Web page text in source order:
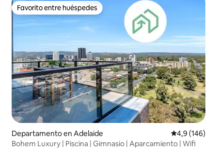
Favorito entre huéspedes
Favorito entre huéspedes
Departamento en Adelaide Calificación
4,9 (146)
Bohem Luxury | Piscina | Gimnasio | Aparcamiento | Wifi